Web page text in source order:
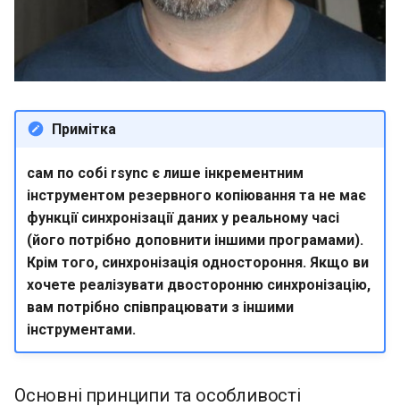
Примітка
сам по собі rsync є лише інкрементним
інструментом резервного копіювання та не має
функції синхронізації даних у реальному часі
(його потрібно доповнити іншими програмами).
Крім того, синхронізація одностороння. Якщо ви
хочете реалізувати двосторонню синхронізацію,
вам потрібно співпрацювати з іншими
інструментами.
Основні принципи та особливості